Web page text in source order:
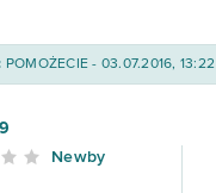
POMOŻECIE - 03.07.2016, 13:22
Newby